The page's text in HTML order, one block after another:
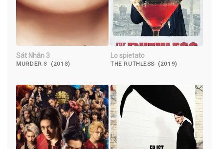
Sát Nhân 3
MURDER 3 (2013)
Lo spietato
THE RUTHLESS (2019)